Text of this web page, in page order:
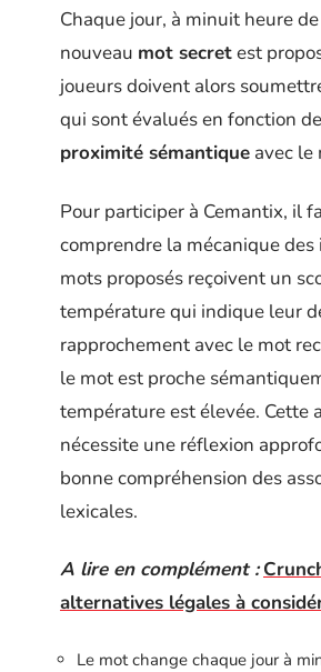
Chaque jour, à minuit heure
nouveau mot secretest
joueurs doivent alors
qui sont évalués en fonction
proximité sémantique avec le
Pour participer à Cemantix, il
comprendre la mécanique des
mots proposés reçoivent un
température qui indique leur
rapprochement avec le mot
le mot est proche
température est élevée. Cette
nécessite une réflexion
bonne compréhension des
lexicales.
A lire en complément :
alternatives légales à
Le mot change chaque jour à